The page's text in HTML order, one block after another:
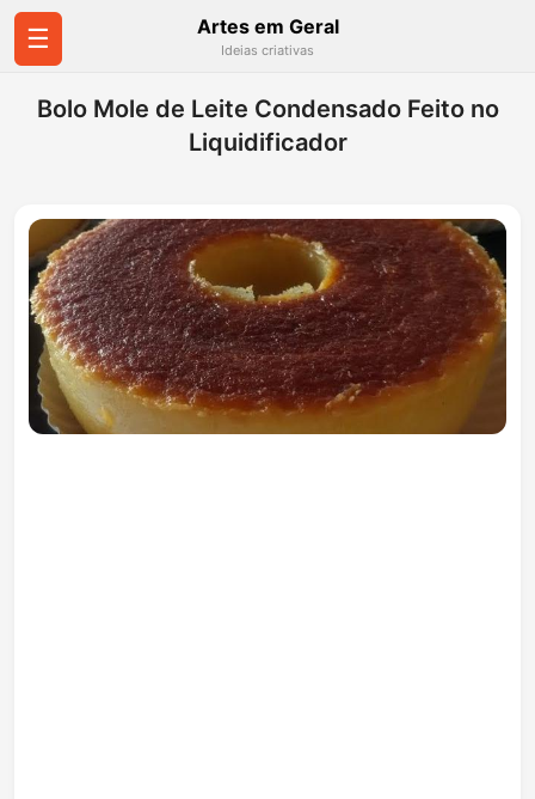
☰ Artes em Geral
Ideias criativas
Bolo Mole de Leite Condensado Feito no
Liquidificador